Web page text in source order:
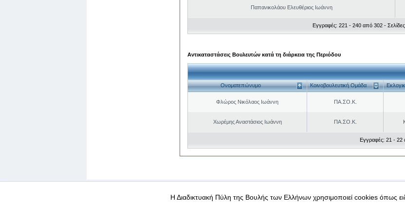
Παπανικολάου Ελευθέριος Ιωάννη
Εγγραφές: 221 - 240 από 302 -
Αντικαταστάσεις Βουλευτών κατά τη διάρκεια της Περιόδου
Ονοματεπώνυμο Κοινοβουλευτική Ομάδα
Φλώρος Νικόλαος Ιωάννη ΠΑ.ΣΟ.Κ.
Χωρέμης Αναστάσιος Ιωάννη ΠΑ.ΣΟ.Κ.
Εγγραφές: 21 - 22
Όροι χρήσης Προσωπικά δεδομένα Ασφάλεια & Πρόσβαση
Η Διαδικτυακή Πύλη της Βουλής των Ελλήνων χρησιμοποιεί cookies όπως